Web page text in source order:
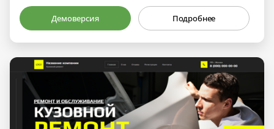
Демоверсия Подробнее